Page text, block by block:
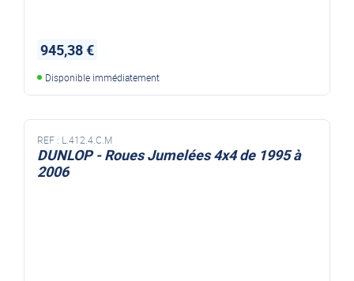
945,38 €
Disponible immédiatement
REF : L.412.4.C.M
DUNLOP - Roues Jumelées 4x4 de 1995 à
2006